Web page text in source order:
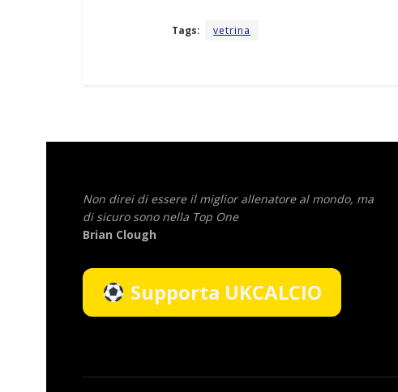
Tags: vetrina
Non direi di essere il miglior allenatore al mondo, ma
di sicuro sono nella Top One
Brian Clough
Supporta UKCALCIO